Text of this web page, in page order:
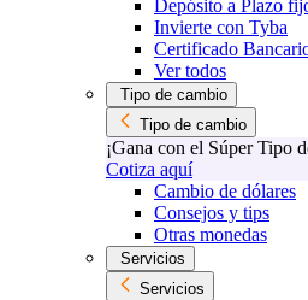
Depósito a Plazo
Invierte con Tyba
Certificado
Ver todos
Tipo de cambio
Tipo de cambio
¡Gana con el Súper Tipo
Cotiza aquí
Cambio de dólares
Consejos y tips
Otras monedas
Servicios
Servicios